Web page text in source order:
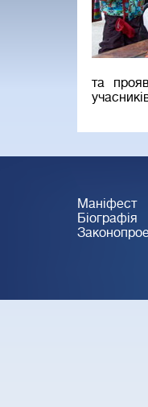
та
Маніфест
Біографія